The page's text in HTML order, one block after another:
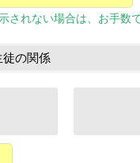
されない場合は、お手数
徒の関係